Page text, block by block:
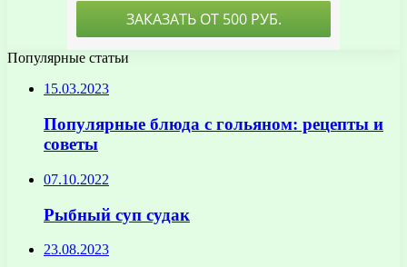
Популярные статьи
15.03.2023
Популярные блюда с гольяном: рецепты и
советы
07.10.2022
Рыбный суп судак
23.08.2023